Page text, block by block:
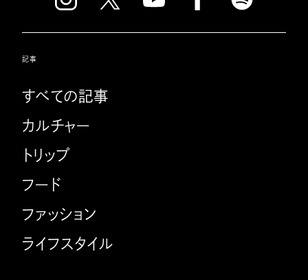
記事
すべての記事
カルチャー
トリップ
フード
ファッション
ライフスタイル